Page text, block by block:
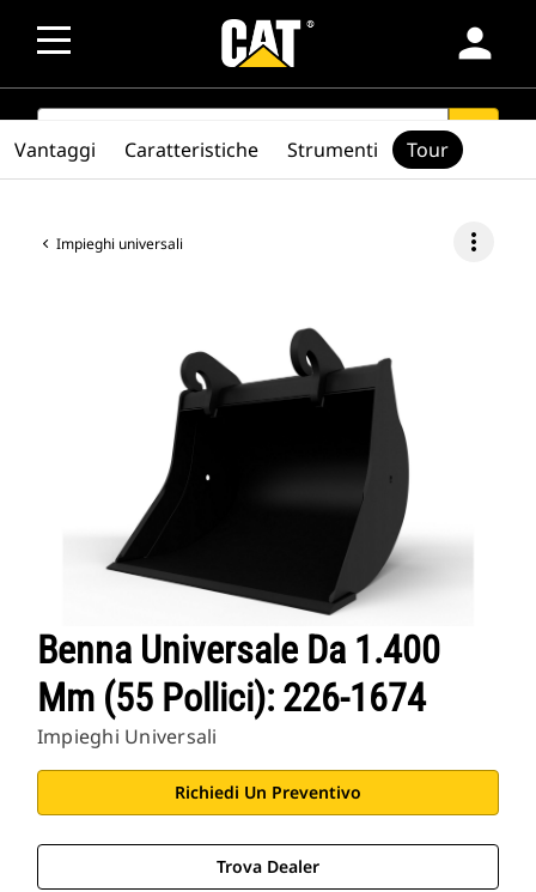
person
SEARCH search
Impieghi universali more_vert
Benna Universale Da 1.400
Mm (55 Pollici): 226-1674
Impieghi Universali
Richiedi Un Preventivo
Trova Dealer
Vantaggi Caratteristiche Strumenti Tour